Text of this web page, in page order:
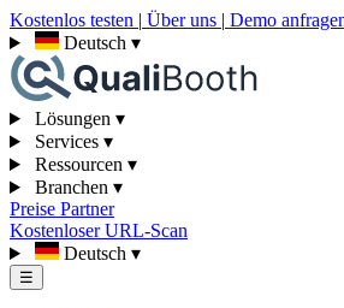
Kostenlos testen | Über uns | Demo
Deutsch ▾
Lösungen ▾
Services ▾
Ressourcen ▾
Branchen ▾
Preise Partner
Kostenloser URL-Scan
Deutsch ▾
☰